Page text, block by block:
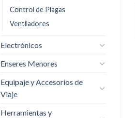
Control de Plagas
Ventiladores
Electrónicos
Enseres Menores
Equipaje y Accesorios de
Viaje
Herramientas y